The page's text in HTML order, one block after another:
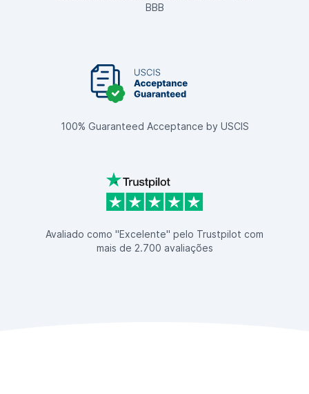
BBB
100% Guaranteed Acceptance by USCIS
Avaliado como "Excelente" pelo Trustpilot com
mais de 2.700 avaliações